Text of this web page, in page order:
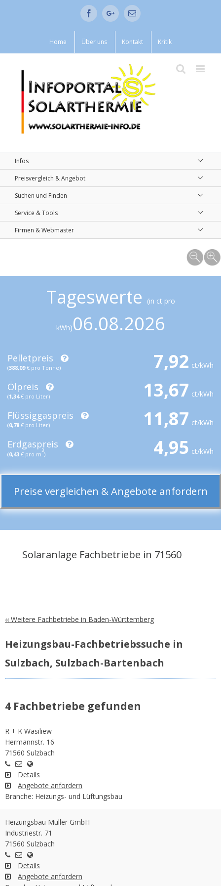
FacebookGoogle+Email
Home Über uns Kontakt Kritik
Infos
Preisvergleich & Angebot
Suchen und Finden
Service & Tools
Firmen & Webmaster
Tageswerte (in ct pro
kWh)06.08.2026
Pelletpreis
(388,09€ pro Tonne) 7,92 ct/kWh
Ölpreis
(1,34€ pro Liter) 13,67 ct/kWh
Flüssiggaspreis
(0,78 € pro Liter) 11,87 ct/kWh
Erdgaspreis
(0,43 € pro m
3
) 4,95 ct/kWh
Preise vergleichen & Angebote anfordern
Solaranlage Fachbetriebe in 71560
‹‹ Weitere Fachbetriebe in Baden-Württemberg
Heizungsbau-Fachbetriebssuche in
Sulzbach, Sulzbach-Bartenbach
4 Fachbetriebe gefunden
R + K Wasiliew
Hermannstr. 16
71560 Sulzbach
Details
Angebote anfordern
Branche: Heizungs- und Lüftungsbau
Heizungsbau Müller GmbH
Industriestr. 71
71560 Sulzbach
Details
Angebote anfordern